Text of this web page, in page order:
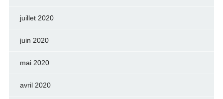
juillet 2020
juin 2020
mai 2020
avril 2020